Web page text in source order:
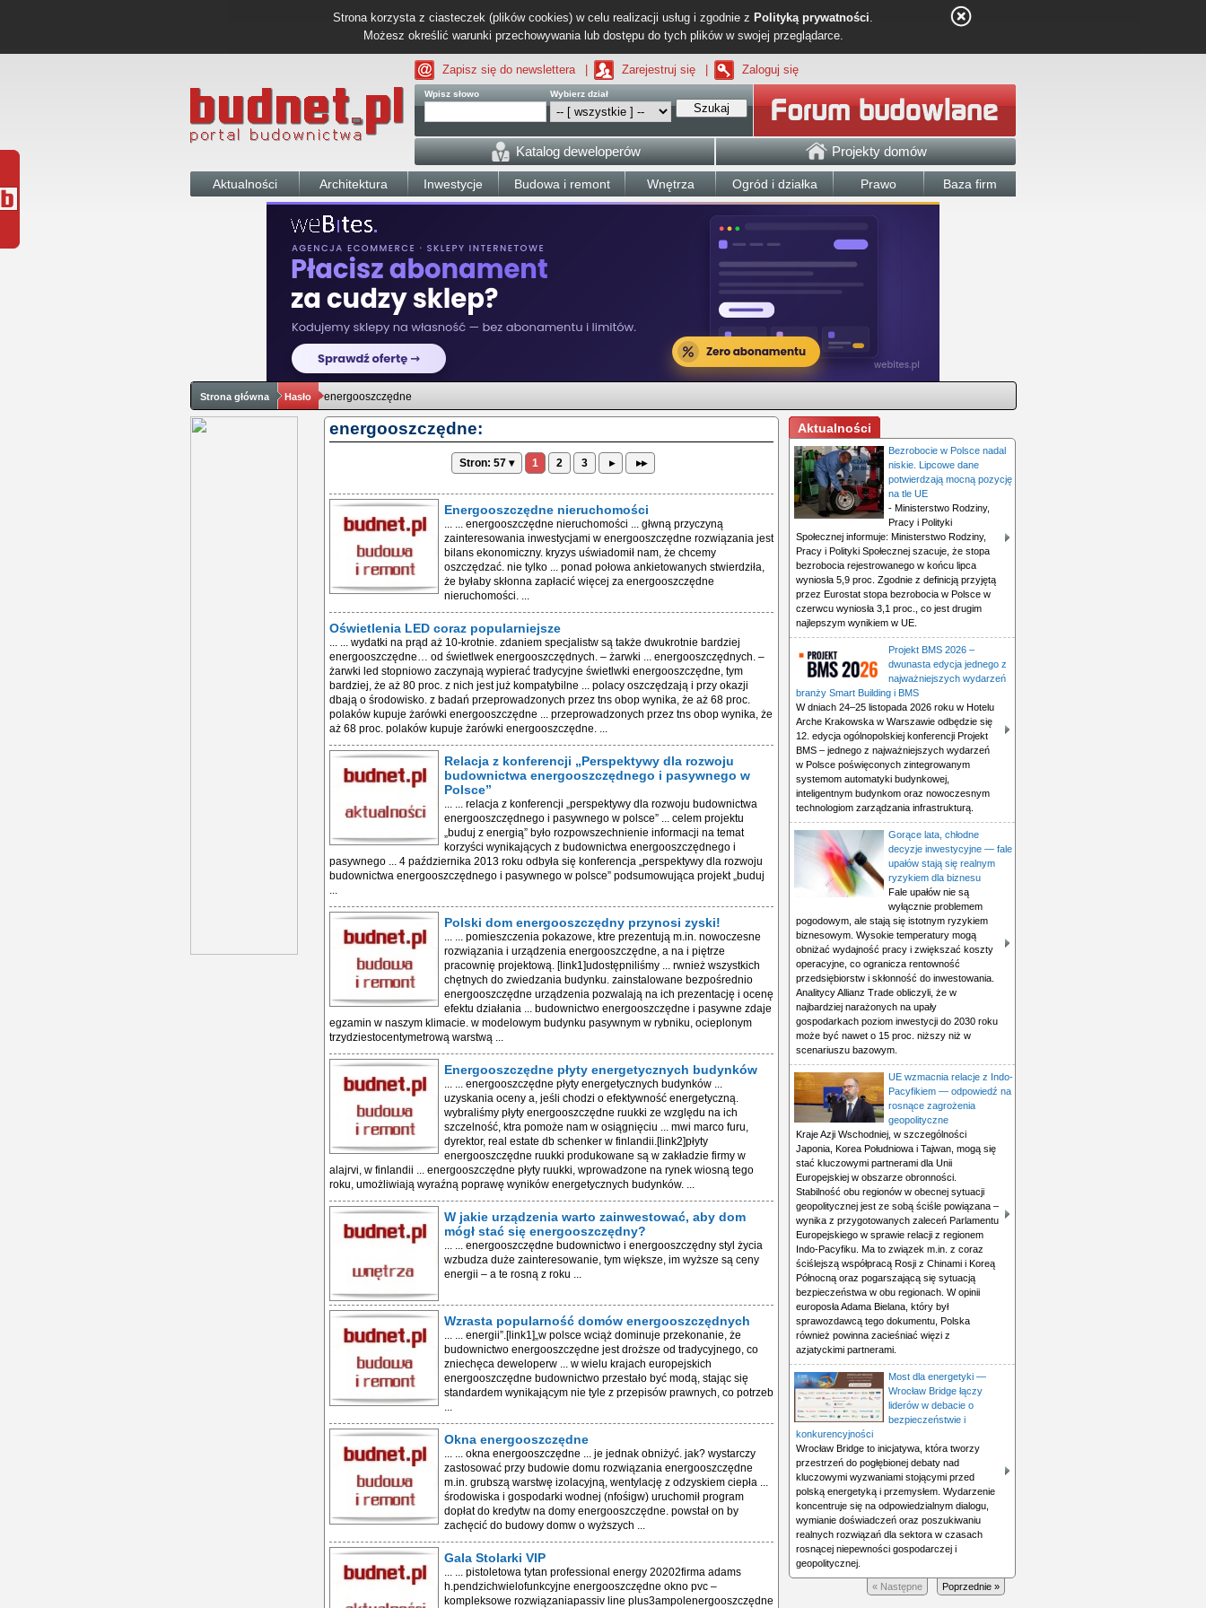
Strona korzysta z ciasteczek (plików cookies) w celu realizacji usług i zgodnie z Polityką prywatności.
Możesz określić warunki przechowywania lub dostępu do tych plików w swojej przeglądarce.
Zapisz się do newslettera Zarejestruj się Zaloguj się
Wpisz słowo Wybierz dział
Szukaj
Katalog deweloperów Projekty domów
Aktualności Architektura Inwestycje Budowa i remont Wnętrza Ogród i działka Prawo Baza firm
Strona główna Hasło energooszczędne
energooszczędne:
Stron: 57 ▾ 1 2 3 ▸ ▸▸
Energooszczędne nieruchomości
... ... energooszczędne nieruchomości ... głwną przyczyną
zainteresowania inwestycjami w energooszczędne rozwiązania jest
bilans ekonomiczny. kryzys uświadomił nam, że chcemy
oszczędzać. nie tylko ... ponad połowa ankietowanych stwierdziła,
że byłaby skłonna zapłacić więcej za energooszczędne
nieruchomości. ...
Oświetlenia LED coraz popularniejsze
... ... wydatki na prąd aż 10-krotnie. zdaniem specjalistw są także dwukrotnie bardziej
energooszczędne… od świetlwek energooszczędnych. – żarwki ... energooszczędnych. –
żarwki led stopniowo zaczynają wypierać tradycyjne świetlwki energooszczędne, tym
bardziej, że aż 80 proc. z nich jest już kompatybilne ... polacy oszczędzają i przy okazji
dbają o środowisko. z badań przeprowadzonych przez tns obop wynika, że aż 68 proc.
polaków kupuje żarówki energooszczędne ... przeprowadzonych przez tns obop wynika, że
aż 68 proc. polaków kupuje żarówki energooszczędne. ...
Relacja z konferencji „Perspektywy dla rozwoju
budownictwa energooszczędnego i pasywnego w
Polsce”
... ... relacja z konferencji „perspektywy dla rozwoju budownictwa
energooszczędnego i pasywnego w polsce” ... celem projektu
„buduj z energią” było rozpowszechnienie informacji na temat
korzyści wynikających z budownictwa energooszczędnego i
pasywnego ... 4 października 2013 roku odbyła się konferencja „perspektywy dla rozwoju
budownictwa energooszczędnego i pasywnego w polsce” podsumowująca projekt „buduj
...
Polski dom energooszczędny przynosi zyski!
... ... pomieszczenia pokazowe, ktre prezentują m.in. nowoczesne
rozwiązania i urządzenia energooszczędne, a na i piętrze
pracownię projektową. [link1]udostępniliśmy ... rwnież wszystkich
chętnych do zwiedzania budynku. zainstalowane bezpośrednio
energooszczędne urządzenia pozwalają na ich prezentację i ocenę
efektu działania ... budownictwo energooszczędne i pasywne zdaje
egzamin w naszym klimacie. w modelowym budynku pasywnym w rybniku, ocieplonym
trzydziestocentymetrową warstwą ...
Energooszczędne płyty energetycznych budynków
... ... energooszczędne płyty energetycznych budynków ...
uzyskania oceny a, jeśli chodzi o efektywność energetyczną.
wybraliśmy płyty energooszczędne ruukki ze względu na ich
szczelność, ktra pomoże nam w osiągnięciu ... mwi marco furu,
dyrektor, real estate db schenker w finlandii.[link2]płyty
energooszczędne ruukki produkowane są w zakładzie firmy w
alajrvi, w finlandii ... energooszczędne płyty ruukki, wprowadzone na rynek wiosną tego
roku, umożliwiają wyraźną poprawę wyników energetycznych budynków. ...
W jakie urządzenia warto zainwestować, aby dom
mógł stać się energooszczędny?
... ... energooszczędne budownictwo i energooszczędny styl życia
wzbudza duże zainteresowanie, tym większe, im wyższe są ceny
energii – a te rosną z roku ...
Wzrasta popularność domów energooszczędnych
... ... energii”.[link1]„w polsce wciąż dominuje przekonanie, że
budownictwo energooszczędne jest droższe od tradycyjnego, co
zniechęca deweloperw ... w wielu krajach europejskich
energooszczędne budownictwo przestało być modą, stając się
standardem wynikającym nie tyle z przepisów prawnych, co potrzeb
...
Okna energooszczędne
... ... okna energooszczędne ... je jednak obniżyć. jak? wystarczy
zastosować przy budowie domu rozwiązania energooszczędne
m.in. grubszą warstwę izolacyjną, wentylację z odzyskiem ciepła ...
środowiska i gospodarki wodnej (nfośigw) uruchomił program
dopłat do kredytw na domy energooszczędne. powstał on by
zachęcić do budowy domw o wyższych ...
Gala Stolarki VIP
... ... pistoletowa tytan professional energy 20202firma adams
h.pendzichwielofunkcyjne energooszczędne okno pvc –
kompleksowe rozwiązaniapassiv line plus3ampolenergooszczędne
Aktualności
Bezrobocie w Polsce nadal
niskie. Lipcowe dane
potwierdzają mocną pozycję
na tle UE
- Ministerstwo Rodziny,
Pracy i Polityki
Społecznej informuje: Ministerstwo Rodziny,
Pracy i Polityki Społecznej szacuje, że stopa
bezrobocia rejestrowanego w końcu lipca
wyniosła 5,9 proc. Zgodnie z definicją przyjętą
przez Eurostat stopa bezrobocia w Polsce w
czerwcu wyniosła 3,1 proc., co jest drugim
najlepszym wynikiem w UE.
Projekt BMS 2026 –
dwunasta edycja jednego z
najważniejszych wydarzeń
branży Smart Building i BMS
W dniach 24–25 listopada 2026 roku w Hotelu
Arche Krakowska w Warszawie odbędzie się
12. edycja ogólnopolskiej konferencji Projekt
BMS – jednego z najważniejszych wydarzeń
w Polsce poświęconych zintegrowanym
systemom automatyki budynkowej,
inteligentnym budynkom oraz nowoczesnym
technologiom zarządzania infrastrukturą.
Gorące lata, chłodne
decyzje inwestycyjne — fale
upałów stają się realnym
ryzykiem dla biznesu
Fale upałów nie są
wyłącznie problemem
pogodowym, ale stają się istotnym ryzykiem
biznesowym. Wysokie temperatury mogą
obniżać wydajność pracy i zwiększać koszty
operacyjne, co ogranicza rentowność
przedsiębiorstw i skłonność do inwestowania.
Analitycy Allianz Trade obliczyli, że w
najbardziej narażonych na upały
gospodarkach poziom inwestycji do 2030 roku
może być nawet o 15 proc. niższy niż w
scenariuszu bazowym.
UE wzmacnia relacje z Indo-
Pacyfikiem — odpowiedź na
rosnące zagrożenia
geopolityczne
Kraje Azji Wschodniej, w szczególności
Japonia, Korea Południowa i Tajwan, mogą się
stać kluczowymi partnerami dla Unii
Europejskiej w obszarze obronności.
Stabilność obu regionów w obecnej sytuacji
geopolitycznej jest ze sobą ściśle powiązana –
wynika z przygotowanych zaleceń Parlamentu
Europejskiego w sprawie relacji z regionem
Indo-Pacyfiku. Ma to związek m.in. z coraz
ściślejszą współpracą Rosji z Chinami i Koreą
Północną oraz pogarszającą się sytuacją
bezpieczeństwa w obu regionach. W opinii
europosła Adama Bielana, który był
sprawozdawcą tego dokumentu, Polska
również powinna zacieśniać więzi z
azjatyckimi partnerami.
Most dla energetyki —
Wrocław Bridge łączy
liderów w debacie o
bezpieczeństwie i
konkurencyjności
Wrocław Bridge to inicjatywa, która tworzy
przestrzeń do pogłębionej debaty nad
kluczowymi wyzwaniami stojącymi przed
polską energetyką i przemysłem. Wydarzenie
koncentruje się na odpowiedzialnym dialogu,
wymianie doświadczeń oraz poszukiwaniu
realnych rozwiązań dla sektora w czasach
rosnącej niepewności gospodarczej i
geopolitycznej.
Poprzednie »
« Następne